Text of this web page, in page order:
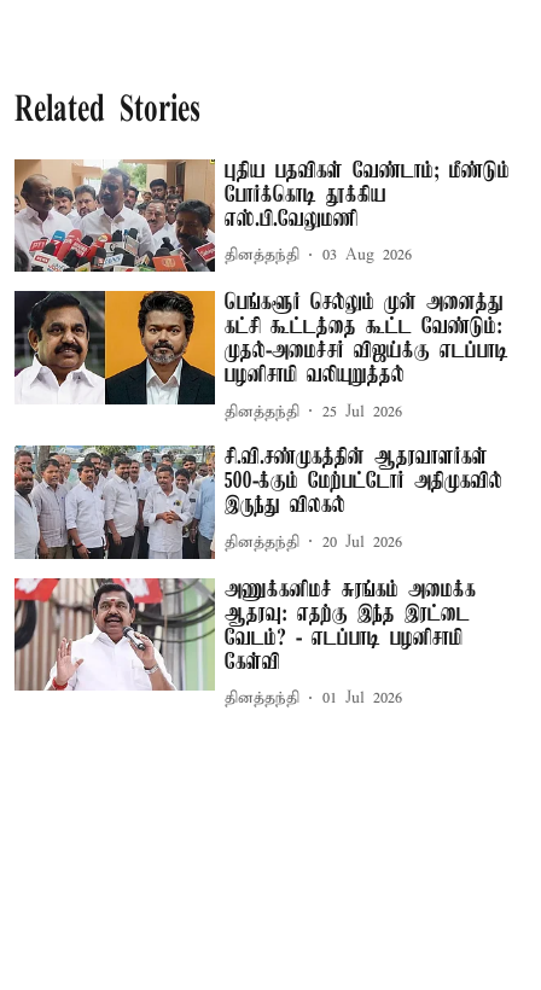
Related Stories
புதிய பதவிகள் வேண்டாம்; மீண்டும்
போர்க்கொடி தூக்கிய
எஸ்.பி.வேலுமணி
தினத்தந்தி 03 Aug 2026
பெங்களூர் செல்லும் முன் அனைத்து
கட்சி கூட்டத்தை கூட்ட வேண்டும்:
முதல்-அமைச்சர் விஜய்க்கு எடப்பாடி
பழனிசாமி வலியுறுத்தல்
தினத்தந்தி 25 Jul 2026
சி.வி.சண்முகத்தின் ஆதரவாளர்கள்
500-க்கும் மேற்பட்டோர் அதிமுகவில்
இருந்து விலகல்
தினத்தந்தி 20 Jul 2026
அணுக்கனிமச் சுரங்கம் அமைக்க
ஆதரவு: எதற்கு இந்த இரட்டை
வேடம்? - எடப்பாடி பழனிசாமி
கேள்வி
தினத்தந்தி 01 Jul 2026